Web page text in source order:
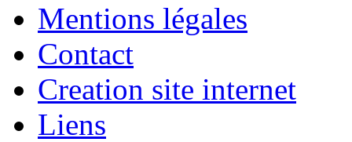
Mentions légales
Contact
Creation site internet
Liens